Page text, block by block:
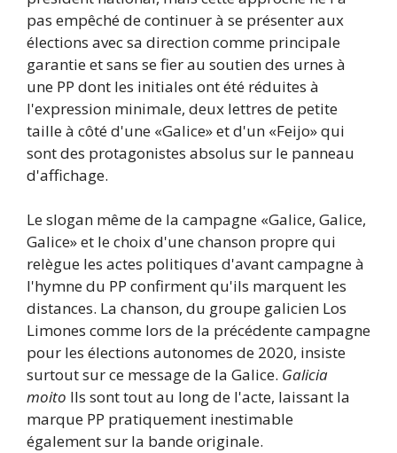
pas empêché de continuer à se présenter aux
élections avec sa direction comme principale
garantie et sans se fier au soutien des urnes à
une PP dont les initiales ont été réduites à
l'expression minimale, deux lettres de petite
taille à côté d'une «Galice» et d'un «Feijo» qui
sont des protagonistes absolus sur le panneau
d'affichage.
Le slogan même de la campagne «Galice, Galice,
Galice» et le choix d'une chanson propre qui
relègue les actes politiques d'avant campagne à
l'hymne du PP confirment qu'ils marquent les
distances. La chanson, du groupe galicien Los
Limones comme lors de la précédente campagne
pour les élections autonomes de 2020, insiste
surtout sur ce message de la Galice. Galicia
moito Ils sont tout au long de l'acte, laissant la
marque PP pratiquement inestimable
également sur la bande originale.